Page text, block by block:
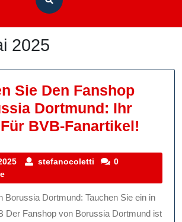
2025
Sie Den Fanshop
Dortmund: Ihr
BVB-Fanartikel!
Von
09
2025
stefanocoletti stefanocoletti
0
Der Fanshop von Borussia Dortmund ist